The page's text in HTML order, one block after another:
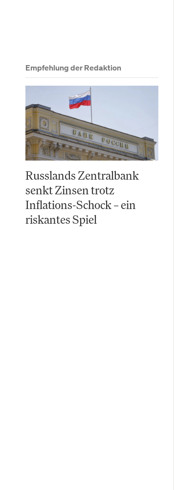
Empfehlung der Redaktion
Russlands Zentralbank
senkt Zinsen trotz
Inflations-Schock – ein
riskantes Spiel